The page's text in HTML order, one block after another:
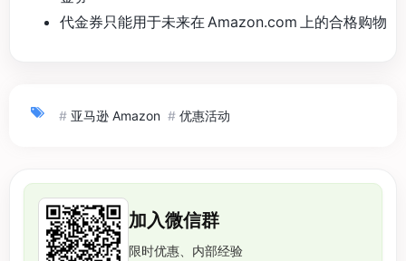
代金券只能用于未来在 Amazon.com 上的合格购物
# 亚马逊 Amazon # 优惠活动
加入微信群
限时优惠、内部经验